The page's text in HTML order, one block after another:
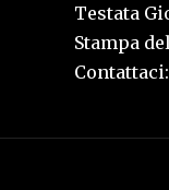
Testata
Stampa